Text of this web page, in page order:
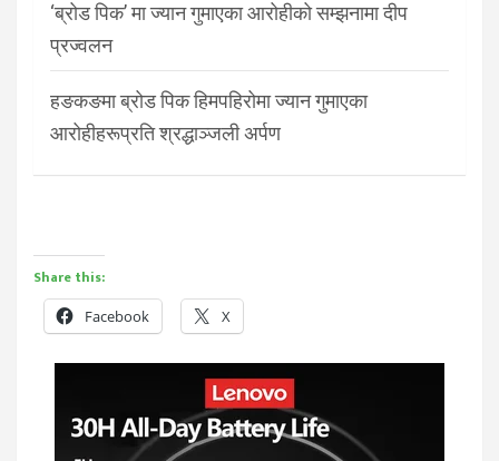
‘ब्रोड पिक’ मा ज्यान गुमाएका आरोहीको सम्झनामा दीप
प्रज्वलन
हङकङमा ब्रोड पिक हिमपहिरोमा ज्यान गुमाएका
आरोहीहरूप्रति श्रद्धाञ्जली अर्पण
Share this:
Facebook X